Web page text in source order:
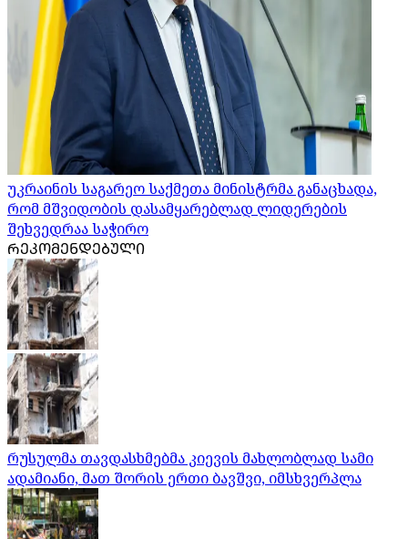
უკრაინის საგარეო საქმეთა მინისტრმა განაცხადა,
რომ მშვიდობის დასამყარებლად ლიდერების
შეხვედრაა საჭირო
ᲠᲔᲙᲝᲛᲔᲜᲓᲔᲑᲣᲚᲘ
რუსულმა თავდასხმებმა კიევის მახლობლად სამი
ადამიანი, მათ შორის ერთი ბავშვი, იმსხვერპლა